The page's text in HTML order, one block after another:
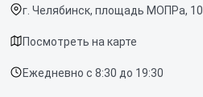
Доставка и способы оплаты
Диагностика
Контакты
г. Челябинск, площадь МОПРа, 10
Посмотреть на карте
Ежедневно с 8:30 до 19:30